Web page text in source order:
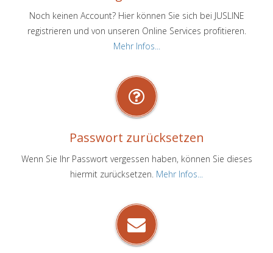
Noch keinen Account? Hier können Sie sich bei JUSLINE
registrieren und von unseren Online Services profitieren.
Mehr Infos...
Passwort zurücksetzen
Wenn Sie Ihr Passwort vergessen haben, können Sie dieses
hiermit zurücksetzen. Mehr Infos...